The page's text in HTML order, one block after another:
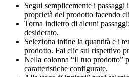
Segui semplicemente i passaggi
proprietà del prodotto facendo
Torna indietro di alcuni
desiderato.
Seleziona infine la quantità e i
prodotto. Fai clic sul rispettivo
Nella colonna “Il tuo prodotto”
caratteristiche configurate.